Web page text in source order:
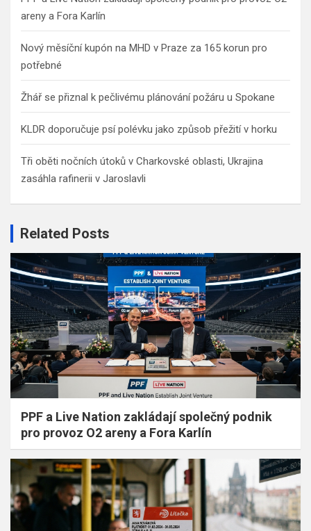
areny a Fora Karlín
Nový měsíční kupón na MHD v Praze za 165 korun pro
potřebné
Žhář se přiznal k pečlivému plánování požáru u Spokane
KLDR doporučuje psí polévku jako způsob přežití v horku
Tři oběti nočních útoků v Charkovské oblasti, Ukrajina
zasáhla rafinerii v Jaroslavli
Related Posts
PPF a Live Nation zakládají společný podnik
pro provoz O2 areny a Fora Karlín